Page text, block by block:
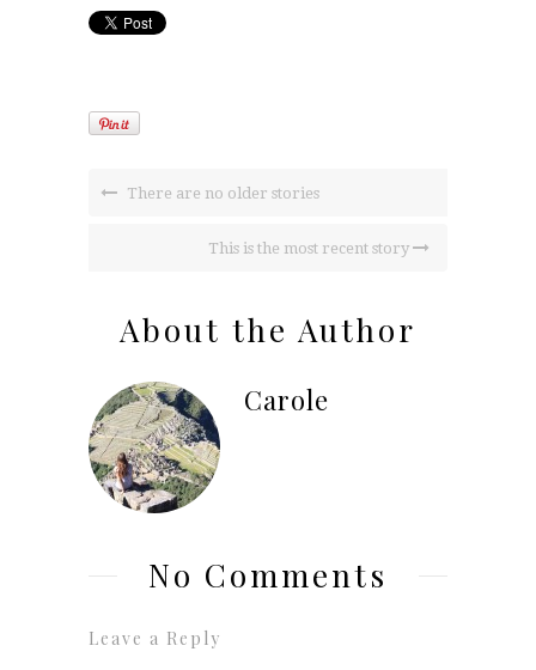
There are no older stories
This is the most recent story
About the Author
Carole
No Comments
Leave a Reply